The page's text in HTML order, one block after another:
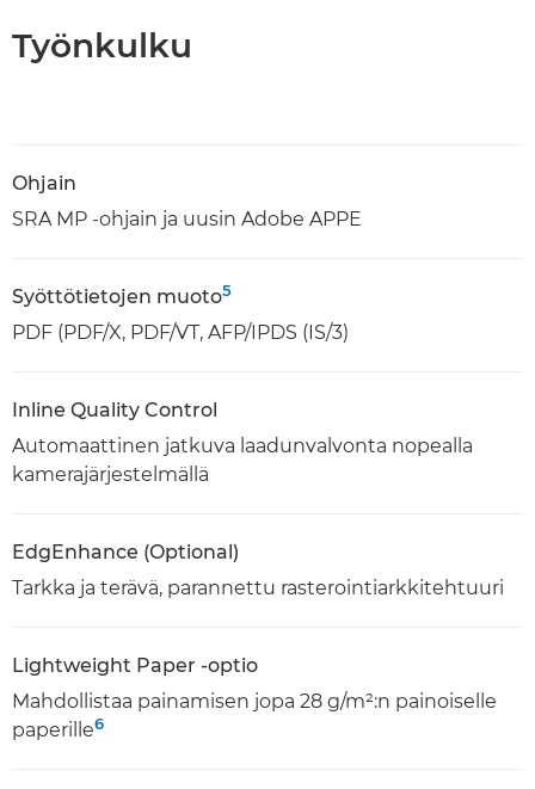
Työnkulku
Ohjain
SRA MP -ohjain ja uusin Adobe APPE
Syöttötietojen muoto5
PDF (PDF/X, PDF/VT, AFP/IPDS (IS/3)
Inline Quality Control
Automaattinen jatkuva laadunvalvonta nopealla
kamerajärjestelmällä
EdgEnhance (Optional)
Tarkka ja terävä, parannettu rasterointiarkkitehtuuri
Lightweight Paper -optio
Mahdollistaa painamisen jopa 28 g/m²:n painoiselle
paperille6